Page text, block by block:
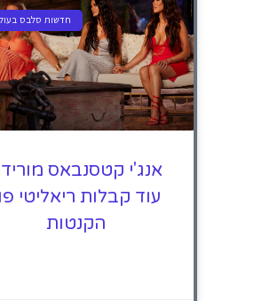
חדשות סלבס
אנג'י קטסנבאס
עוד קבלות ריאליטי
הקנטות